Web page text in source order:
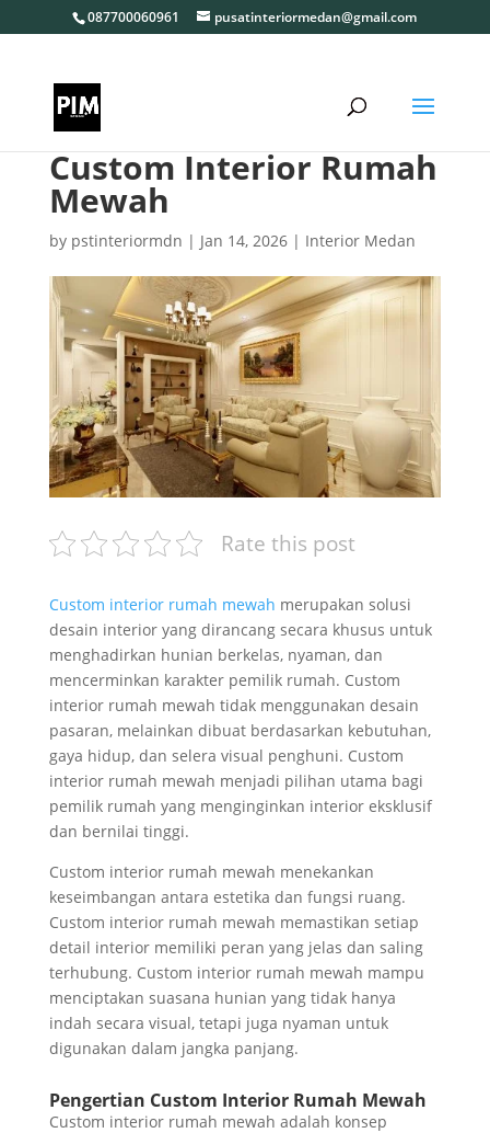
087700060961 pusatinteriormedan@gmail.com
Custom Interior Rumah
Mewah
by pstinteriormdn | Jan 14, 2026| Interior Medan
Rate this post
Custom interior rumah mewah merupakan solusi
desain interior yang dirancang secara khusus untuk
menghadirkan hunian berkelas, nyaman, dan
mencerminkan karakter pemilik rumah. Custom
interior rumah mewah tidak menggunakan desain
pasaran, melainkan dibuat berdasarkan kebutuhan,
gaya hidup, dan selera visual penghuni. Custom
interior rumah mewah menjadi pilihan utama bagi
pemilik rumah yang menginginkan interior eksklusif
dan bernilai tinggi.
Custom interior rumah mewah menekankan
keseimbangan antara estetika dan fungsi ruang.
Custom interior rumah mewah memastikan setiap
detail interior memiliki peran yang jelas dan saling
terhubung. Custom interior rumah mewah mampu
menciptakan suasana hunian yang tidak hanya
indah secara visual, tetapi juga nyaman untuk
digunakan dalam jangka panjang.
Pengertian Custom Interior Rumah Mewah
Custom interior rumah mewah adalah konsep